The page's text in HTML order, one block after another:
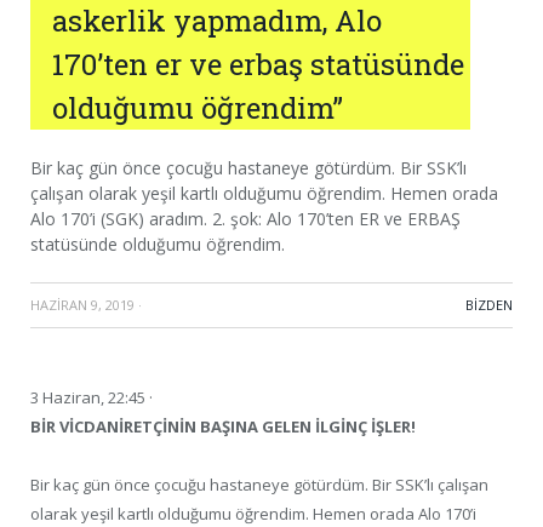
askerlik yapmadım, Alo
170’ten er ve erbaş statüsünde
olduğumu öğrendim”
Bir kaç gün önce çocuğu hastaneye götürdüm. Bir SSK’lı
çalışan olarak yeşil kartlı olduğumu öğrendim. Hemen orada
Alo 170’i (SGK) aradım. 2. şok: Alo 170’ten ER ve ERBAŞ
statüsünde olduğumu öğrendim.
HAZIRAN 9, 2019 · BIZDEN
3 Haziran, 22:45 ·
BİR VİCDANİRETÇİNİN BAŞINA GELEN İLGİNÇ İŞLER!
Bir kaç gün önce çocuğu hastaneye götürdüm. Bir SSK’lı çalışan
olarak yeşil kartlı olduğumu öğrendim. Hemen orada Alo 170’i